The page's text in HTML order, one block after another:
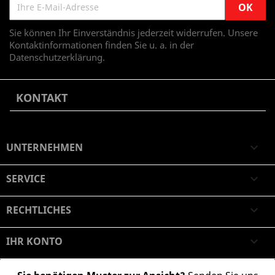
Sie können Ihr Einverständnis jederzeit widerrufen. Unsere
Kontaktinformationen finden Sie u. a. in der
Datenschutzerklärung.
KONTAKT
UNTERNEHMEN 
SERVICE 
RECHTLICHES 
IHR KONTO 